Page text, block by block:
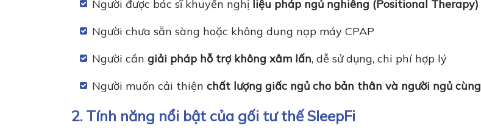
Người được bác sĩ khuyến nghị liệu pháp ngủ nghiêng (Positional Therapy)
Người chưa sẵn sàng hoặc không dung nạp máy CPAP
Người cần giải pháp hỗ trợ không xâm lấn, dễ sử dụng, chi phí hợp lý
Người muốn cải thiện chất lượng giấc ngủ cho bản thân và người ngủ cùng
2. Tính năng nổi bật của gối tư thế SleepFi